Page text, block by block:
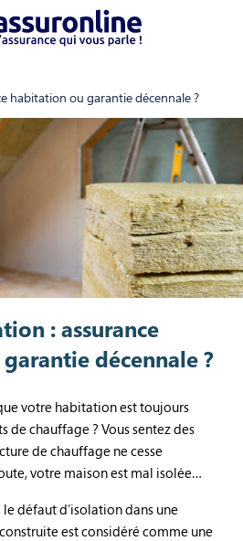
habitation ou garantie décennale ?
: assurance
décennale ?
votre habitation est toujours
chauffage ? Vous sentez des
de chauffage ne cesse
votre maison est mal isolée…
défaut d’isolation dans une
est considéré comme une